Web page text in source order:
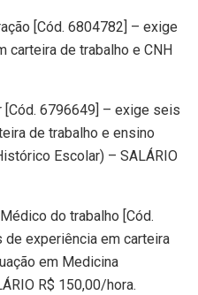
[Cód. 6804782] – exige
carteira de trabalho e CNH
6796649] – exige seis
de trabalho e ensino
Escolar) – SALÁRIO
do trabalho [Cód.
experiência em carteira
em Medicina
R$ 150,00/hora.